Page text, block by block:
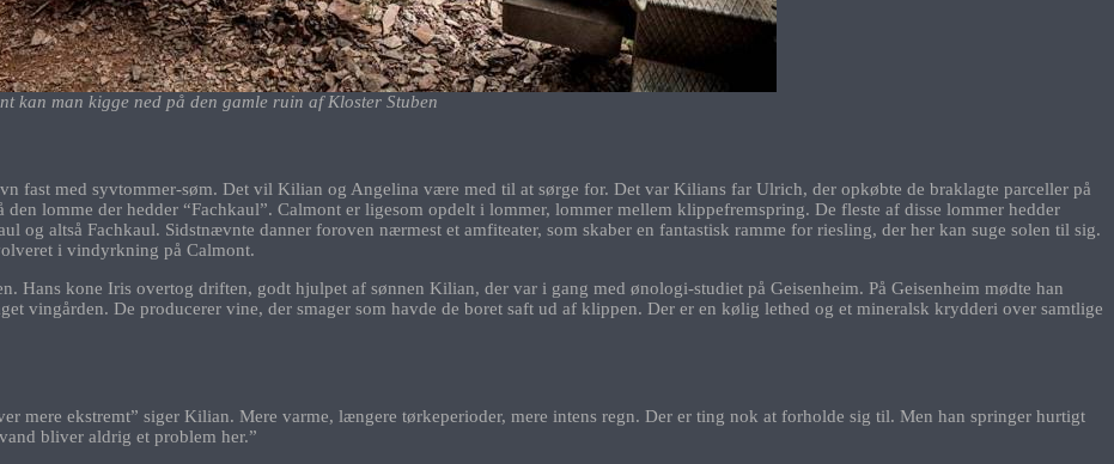
kan man kigge ned på den gamle ruin af Kloster Stuben
fast med syvtommer-søm. Det vil Kilian og Angelina være med til at sørge for. Det var Kilians far Ulrich, der opkøbte de braklagte parceller på
lomme der hedder “Fachkaul”. Calmont er ligesom opdelt i lommer, lommer mellem klippefremspring. De fleste af disse lommer hedder
og altså Fachkaul. Sidstnævnte danner foroven nærmest et amfiteater, som skaber en fantastisk ramme for riesling, der her kan suge solen til sig.
i vindyrkning på Calmont.
Hans kone Iris overtog driften, godt hjulpet af sønnen Kilian, der var i gang med ønologi-studiet på Geisenheim. På Geisenheim mødte han
vingården. De producerer vine, der smager som havde de boret saft ud af klippen. Der er en kølig lethed og et mineralsk krydderi over samtlige
mere ekstremt” siger Kilian. Mere varme, længere tørkeperioder, mere intens regn. Der er ting nok at forholde sig til. Men han springer hurtigt
bliver aldrig et problem her.”